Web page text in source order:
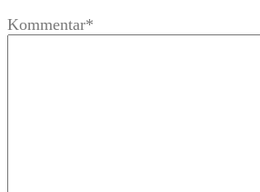
Kommentar*